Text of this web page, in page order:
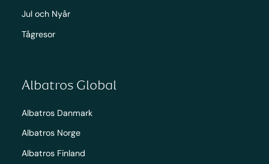
Jul och Nyår
Tågresor
Albatros Global
Albatros Danmark
Albatros Norge
Albatros Finland